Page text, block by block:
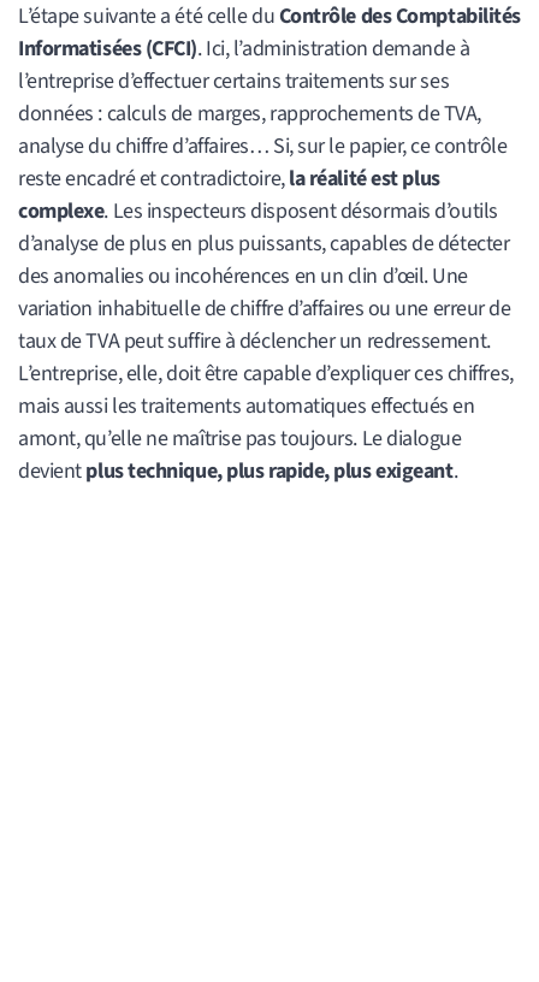
L’étape suivante a été celle duContrôle des Comptabilités
Informatisées (CFCI). Ici, l’administration demande à
l’entreprise d’effectuer certains traitements sur ses
données : calculs de marges, rapprochements de TVA,
analyse du chiffre d’affaires… Si, sur le papier, ce contrôle
reste encadré et contradictoire,la réalité est plus
complexe. Les inspecteurs disposent désormais d’outils
d’analyse de plus en plus puissants, capables de détecter
des anomalies ou incohérences en un clin d’œil. Une
variation inhabituelle de chiffre d’affaires ou une erreur de
taux de TVA peut suffire à déclencher un redressement.
L’entreprise, elle, doit être capable d’expliquer ces chiffres,
mais aussi les traitements automatiques effectués en
amont, qu’elle ne maîtrise pas toujours. Le dialogue
devientplus technique, plus rapide, plus exigeant.